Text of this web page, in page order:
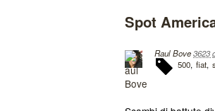
Spot
Raul Bove3623
500 fiat